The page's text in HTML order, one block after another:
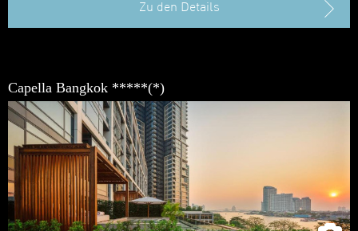
Zu den Details
Capella Bangkok *****(*)